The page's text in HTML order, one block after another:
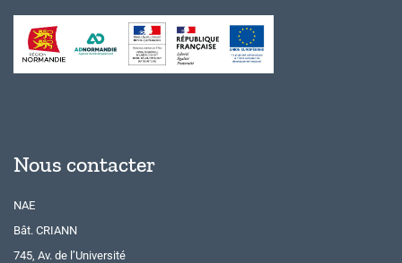
Nous contacter
NAE
Bât. CRIANN
745, Av. de l’Université